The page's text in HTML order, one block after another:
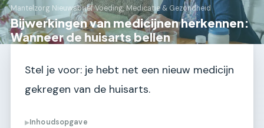
Mantelzorg Nieuwsbrief›Voeding, Medicatie & Gezondheid
Bijwerkingen van medicijnen herkennen:
Wanneer de huisarts bellen
Stel je voor: je hebt net een nieuw medicijn
gekregen van de huisarts.
▶Inhoudsopgave